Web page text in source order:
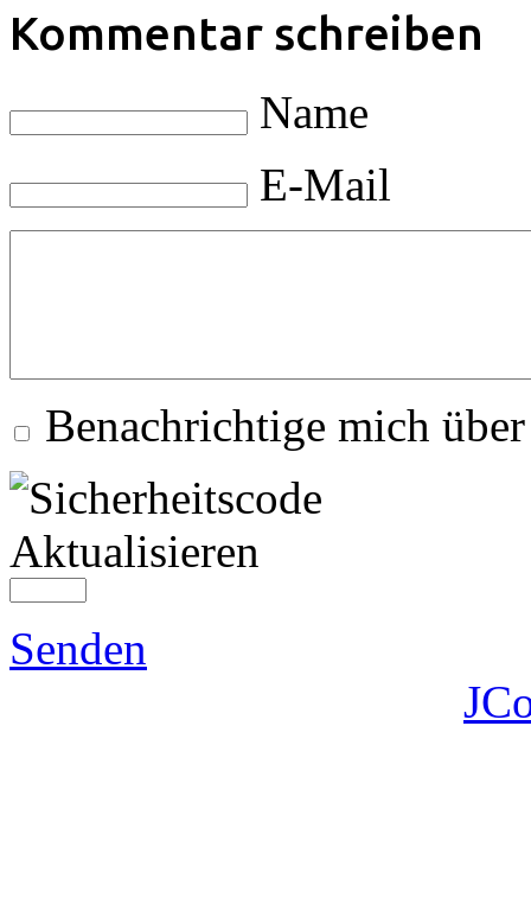
Kommentar schreiben
Name
E-Mail
Benachrichtige mich
Aktualisieren
Senden